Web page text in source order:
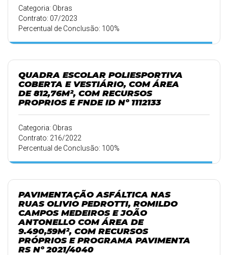
Categoria: Obras
Contrato: 07/2023
Percentual de Conclusão: 100%
QUADRA ESCOLAR POLIESPORTIVA
COBERTA E VESTIÁRIO, COM ÁREA
DE 812,76M², COM RECURSOS
PROPRIOS E FNDE ID Nº 1112133
Categoria: Obras
Contrato: 216/2022
Percentual de Conclusão: 100%
PAVIMENTAÇÃO ASFÁLTICA NAS
RUAS OLIVIO PEDROTTI, ROMILDO
CAMPOS MEDEIROS E JOÃO
ANTONELLO COM ÁREA DE
9.490,59M², COM RECURSOS
PRÓPRIOS E PROGRAMA PAVIMENTA
RS Nº 2021/4040